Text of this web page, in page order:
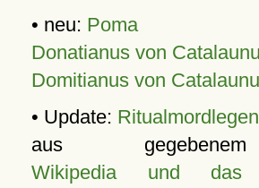
• neu: Poma
Donatianus von
Domitianus von
• Update:
aus
Wikipedia und das